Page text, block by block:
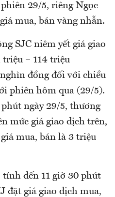
29/5, riêng Ngọc
mua, bán vàng nhẫn.
SJC niêm yết giá giao
triệu – 114 triệu
đồng đối với chiều
phiên hôm qua (29/5).
ngày 29/5, thương
mức giá giao dịch trên,
mua, bán là 3 triệu
tính đến 11 giờ 30 phút
đặt giá giao dịch mua,